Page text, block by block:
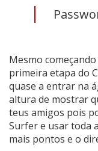
Mesmo
primeira etapa do
quase a entrar na
altura de mostrar
teus amigos pois
Surfer e usar toda
mais pontos e o